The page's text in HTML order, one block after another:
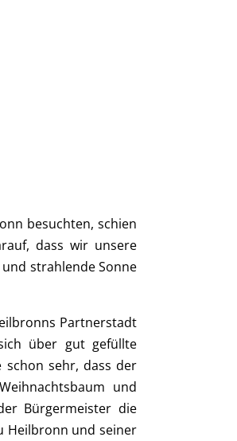
besuchten, schien
dass wir unsere
strahlende Sonne
Partnerstadt
über gut gefüllte
schon sehr, dass der
und
Bürgermeister die
Heilbronn und seiner